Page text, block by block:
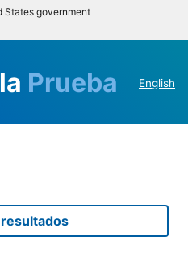
States government
la Prueba English